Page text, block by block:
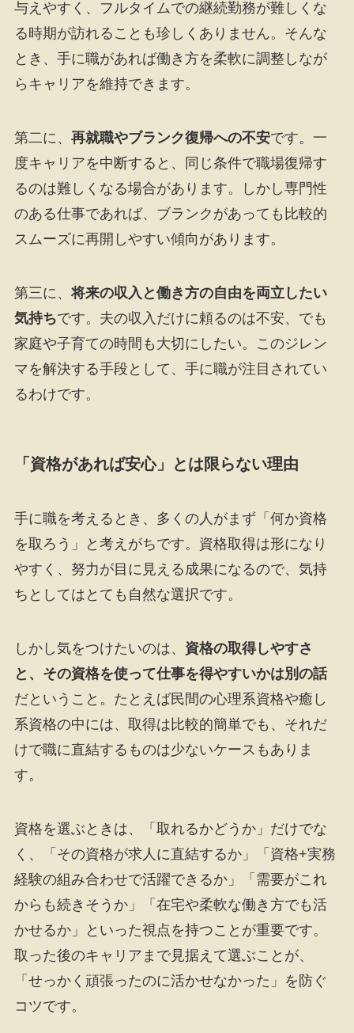
与えやすく、フルタイムでの継続勤務が難しくな
る時期が訪れることも珍しくありません。そんな
とき、手に職があれば働き方を柔軟に調整しなが
らキャリアを維持できます。
第二に、 再就職やブランク復帰への不安です。一
度キャリアを中断すると、同じ条件で職場復帰す
るのは難しくなる場合があります。しかし専門性
のある仕事であれば、ブランクがあっても比較的
スムーズに再開しやすい傾向があります。
第三に、 将来の収入と働き方の自由を両立したい
気持ちです。夫の収入だけに頼るのは不安、でも
家庭や子育ての時間も大切にしたい。このジレン
マを解決する手段として、手に職が注目されてい
るわけです。
「資格があれば安心」とは限らない理由
手に職を考えるとき、多くの人がまず「何か資格
を取ろう」と考えがちです。資格取得は形になり
やすく、努力が目に見える成果になるので、気持
ちとしてはとても自然な選択です。
しかし気をつけたいのは、 資格の取得しやすさ
と、その資格を使って仕事を得やすいかは別の話
だということ。たとえば民間の心理系資格や癒し
系資格の中には、取得は比較的簡単でも、それだ
けで職に直結するものは少ないケースもありま
す。
資格を選ぶときは、「取れるかどうか」だけでな
く、「その資格が求人に直結するか」「資格+実務
経験の組み合わせで活躍できるか」「需要がこれ
からも続きそうか」「在宅や柔軟な働き方でも活
かせるか」といった視点を持つことが重要です。
取った後のキャリアまで見据えて選ぶことが、
「せっかく頑張ったのに活かせなかった」を防ぐ
コツです。